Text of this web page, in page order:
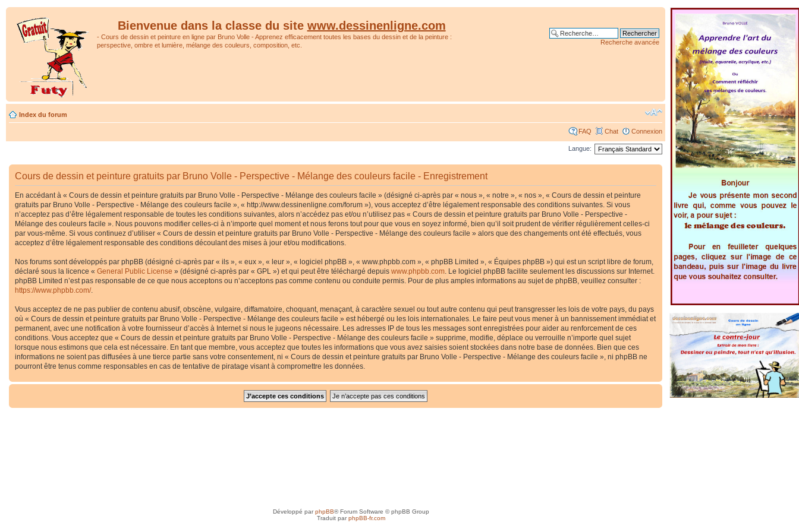
Bienvenue dans la classe du site www.dessinenligne.com
- Cours de dessin et peinture en ligne par Bruno Volle - Apprenez efficacement toutes les bases du dessin et de la peinture :
perspective, ombre et lumière, mélange des couleurs, composition, etc.
Recherche avancée
Index du forum
FAQ Chat Connexion
Langue:
Cours de dessin et peinture gratuits par Bruno Volle - Perspective - Mélange des couleurs facile - Enregistrement
En accédant à « Cours de dessin et peinture gratuits par Bruno Volle - Perspective - Mélange des couleurs facile » (désigné ci-après par « nous », « notre », « nos », « Cours de dessin et peinture
gratuits par Bruno Volle - Perspective - Mélange des couleurs facile », « http://www.dessinenligne.com/forum »), vous acceptez d’être légalement responsable des conditions suivantes. Si vous
n’acceptez pas d’être légalement responsable de toutes les conditions suivantes, alors n’accédez pas et/ou n’utilisez pas « Cours de dessin et peinture gratuits par Bruno Volle - Perspective -
Mélange des couleurs facile ». Nous pouvons modifier celles-ci à n’importe quel moment et nous ferons tout pour que vous en soyez informé, bien qu’il soit prudent de vérifier régulièrement celles-ci
par vous-même. Si vous continuez d’utiliser « Cours de dessin et peinture gratuits par Bruno Volle - Perspective - Mélange des couleurs facile » alors que des changements ont été effectués, vous
acceptez d’être légalement responsable des conditions découlant des mises à jour et/ou modifications.
Nos forums sont développés par phpBB (désigné ci-après par « ils », « eux », « leur », « logiciel phpBB », « www.phpbb.com », « phpBB Limited », « Équipes phpBB ») qui est un script libre de forum,
déclaré sous la licence « General Public License » (désigné ci-après par « GPL ») et qui peut être téléchargé depuis www.phpbb.com . Le logiciel phpBB facilite seulement les discussions sur Internet.
phpBB Limited n’est pas responsable de ce que nous acceptons ou n’acceptons pas comme contenu ou conduite permis. Pour de plus amples informations au sujet de phpBB, veuillez consulter :
https://www.phpbb.com/.
Vous acceptez de ne pas publier de contenu abusif, obscène, vulgaire, diffamatoire, choquant, menaçant, à caractère sexuel ou tout autre contenu qui peut transgresser les lois de votre pays, du pays
où « Cours de dessin et peinture gratuits par Bruno Volle - Perspective - Mélange des couleurs facile » est hébergé ou les lois internationales. Le faire peut vous mener à un bannissement immédiat et
permanent, avec une notification à votre fournisseur d’accès à Internet si nous le jugeons nécessaire. Les adresses IP de tous les messages sont enregistrées pour aider au renforcement de ces
conditions. Vous acceptez que « Cours de dessin et peinture gratuits par Bruno Volle - Perspective - Mélange des couleurs facile » supprime, modifie, déplace ou verrouille n’importe quel sujet
lorsque nous estimons que cela est nécessaire. En tant que membre, vous acceptez que toutes les informations que vous avez saisies soient stockées dans notre base de données. Bien que ces
informations ne soient pas diffusées à une tierce partie sans votre consentement, ni « Cours de dessin et peinture gratuits par Bruno Volle - Perspective - Mélange des couleurs facile », ni phpBB ne
pourront être tenus comme responsables en cas de tentative de piratage visant à compromettre les données.
Développé parphpBB® Forum Software © phpBB Group
Traduit parphpBB-fr.com